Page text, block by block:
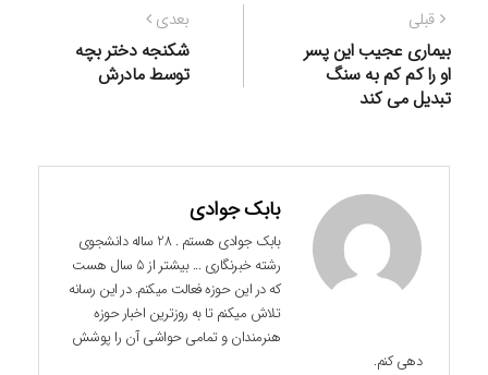
راهبری
نوشته
قبلی
قبلی:
بیماری عجیب این پسر
او را کم کم به سنگ
تبدیل می کند
بعدی
بعدی:
شکنجه دختر بچه
توسط مادرش
بابک جوادی
بابک جوادی هستم . 28 ساله دانشجوی
رشته خبرنگاری ... بیشتر از 5 سال هست
که در این حوزه فعالت میکنم. در این رسانه
تلاش میکنم تا به روزترین اخبار حوزه
هنرمندان و تمامی حواشی آن را پوشش
دهی کنم.